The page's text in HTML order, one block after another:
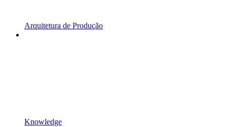
Arquitetura de Produção
Knowledge